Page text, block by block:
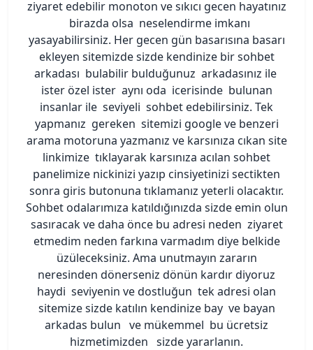
ziyaret edebilir monoton ve sıkıcı gecen hayatınız
birazda olsa neselendirme imkanı
yasayabilirsiniz. Her gecen gün basarısına basarı
ekleyen sitemizde sizde kendinize bir sohbet
arkadası bulabilir bulduğunuz arkadasınız ile
ister özel ister aynı oda icerisinde bulunan
insanlar ile seviyeli sohbet edebilirsiniz. Tek
yapmanız gereken sitemizi google ve benzeri
arama motoruna yazmanız ve karsınıza cıkan site
linkimize tıklayarak karsınıza acılan sohbet
panelimize nickinizi yazıp cinsiyetinizi sectikten
sonra giris butonuna tıklamanız yeterli olacaktır.
Sohbet odalarımıza katıldığınızda sizde emin olun
sasıracak ve daha önce bu adresi neden ziyaret
etmedim neden farkına varmadım diye belkide
üzüleceksiniz. Ama unutmayın zararın
neresinden dönerseniz dönün kardır diyoruz
haydi seviyenin ve dostluğun tek adresi olan
sitemize sizde katılın kendinize bay ve bayan
arkadas bulun ve mükemmel bu ücretsiz
hizmetimizden sizde yararlanın.